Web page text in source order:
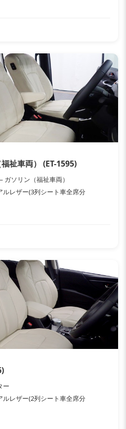
祉車両） (ET-1595)
ソリン（福祉車両）
ルレザー(3列シート車全席分
ー
ルレザー(2列シート車全席分